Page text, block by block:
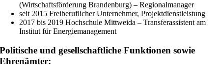
(Wirtschaftsförderung Brandenburg) – Regionalmanager
seit 2015 Freiberuflicher Unternehmer, Projektdienstleistung
2017 bis 2019 Hochschule Mittweida – Transferassistent am
Institut für Energiemanagement
Politische und gesellschaftliche Funktionen sowie
Ehrenämter: